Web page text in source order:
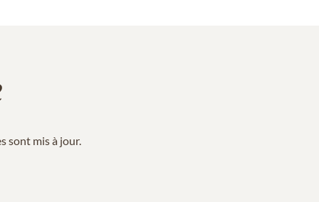
sont mis à jour.